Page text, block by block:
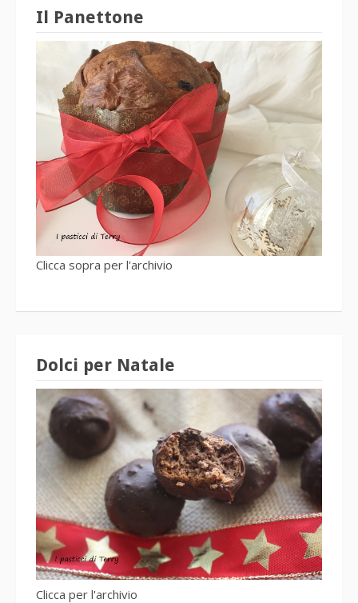
Il Panettone
Clicca sopra per l'archivio
Dolci per Natale
Clicca per l'archivio